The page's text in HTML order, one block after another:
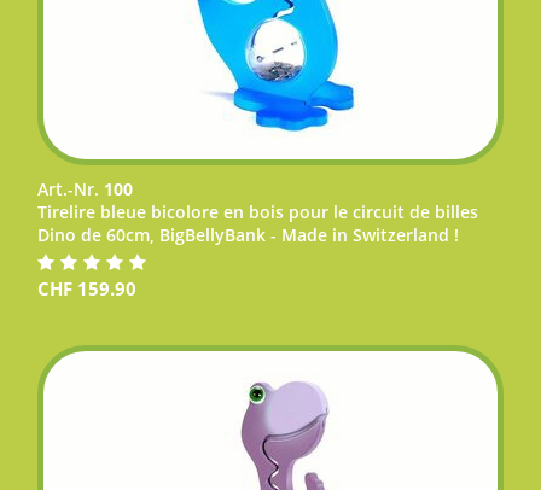
Art.-Nr. 100
Tirelire bleue bicolore en bois pour le circuit de billes
Dino de 60cm, BigBellyBank - Made in Switzerland !
CHF 159.90